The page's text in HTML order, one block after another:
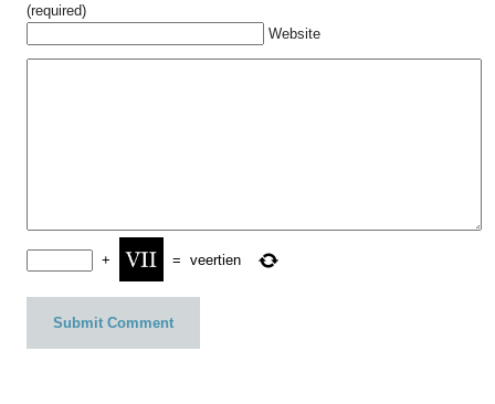
(required)
Website
+ = veertien